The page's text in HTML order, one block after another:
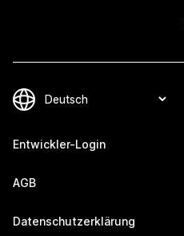
Entwickler-Login
AGB
Datenschutzerklärung